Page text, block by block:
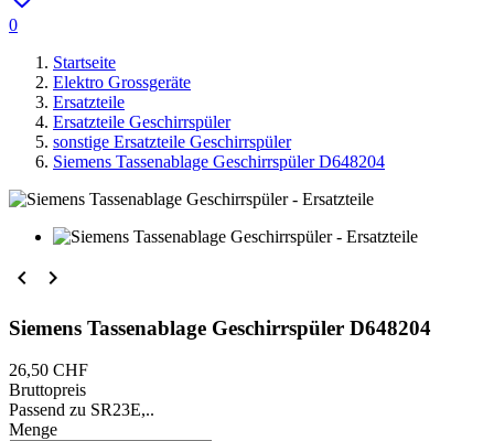
0
Startseite
Elektro Grossgeräte
Ersatzteile
Ersatzteile Geschirrspüler
sonstige Ersatzteile Geschirrspüler
Siemens Tassenablage Geschirrspüler D648204
 
Siemens Tassenablage Geschirrspüler D648204
26,50 CHF
Bruttopreis
Passend zu SR23E,..
Menge